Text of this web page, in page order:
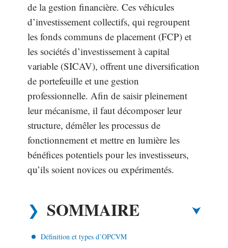
de la gestion financière. Ces véhicules
d’investissement collectifs, qui regroupent
les fonds communs de placement (FCP) et
les sociétés d’investissement à capital
variable (SICAV), offrent une diversification
de portefeuille et une gestion
professionnelle. Afin de saisir pleinement
leur mécanisme, il faut décomposer leur
structure, démêler les processus de
fonctionnement et mettre en lumière les
bénéfices potentiels pour les investisseurs,
qu’ils soient novices ou expérimentés.
SOMMAIRE
Définition et types d’OPCVM